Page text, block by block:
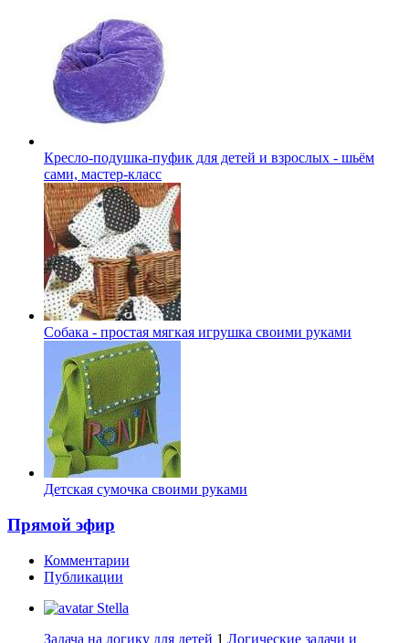
Кресло-подушка-пуфик для детей и взрослых - шьём
сами, мастер-класс
Собака - простая мягкая игрушка своими руками
Детская сумочка своими руками
Прямой эфир
Комментарии
Публикации
Stella
Задача на логику для детей 1 Логические задачи и